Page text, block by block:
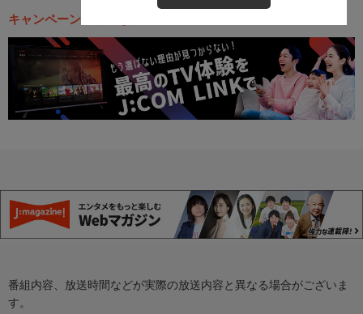
キャンペーン・お得な情報
番組内容、放送時間などが実際の放送内容と異なる場合がございま
す。